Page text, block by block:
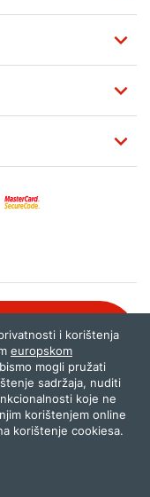
provjerene i pravilne
neadekvatne informacije,
i korištenja
europskom
mogli pružati
sadržaja, nuditi
koje ne
korištenjem online
korištenje cookiesa.